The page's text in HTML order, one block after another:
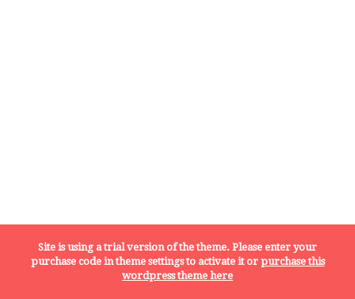
Site is using a trial version of the theme. Please enter your
purchase code in theme settings to activate it or purchase this
wordpress theme here